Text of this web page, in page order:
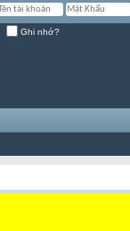
Ghi nhớ?